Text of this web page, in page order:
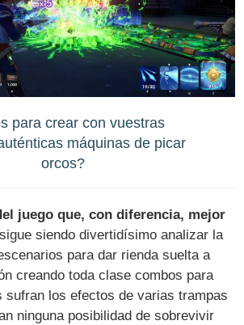
para crear con vuestras
máquinas de picar
orcos?
juego que, con diferencia, mejor
siendo divertidísimo analizar la
para dar rienda suelta a
creando toda clase combos para
sufran los efectos de varias trampas
ninguna posibilidad de sobrevivir